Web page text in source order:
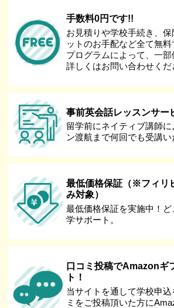
手数料0円です!!
お見積りや学校手続き、
ットのお手配など全て無
プログラムによって、一部
詳しくはお問い合わせくだ
事前英会話レッスンサー
留学前にネイティブ講師
ン渡航まで何回でも受講い
最低価格保証（※フィリ
み対象）
最低価格保証を実施中！
学サポート。
口コミ投稿でAmazonギ
ト！
当サイトを通して学校申込
ミをご投稿頂いた方に